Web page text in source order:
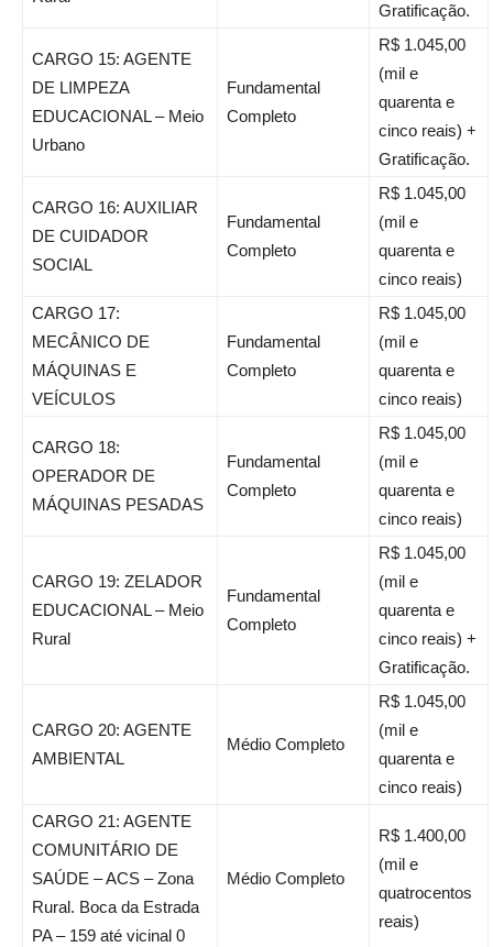
Gratificação.
CARGO 15: AGENTE
DE LIMPEZA
EDUCACIONAL – Meio
Urbano
Fundamental
Completo
R$ 1.045,00
(mil e
quarenta e
cinco reais) +
Gratificação.
CARGO 16: AUXILIAR
DE CUIDADOR
SOCIAL
Fundamental
Completo
R$ 1.045,00
(mil e
quarenta e
cinco reais)
CARGO 17:
MECÂNICO DE
MÁQUINAS E
VEÍCULOS
Fundamental
Completo
R$ 1.045,00
(mil e
quarenta e
cinco reais)
CARGO 18:
OPERADOR DE
MÁQUINAS PESADAS
Fundamental
Completo
R$ 1.045,00
(mil e
quarenta e
cinco reais)
CARGO 19: ZELADOR
EDUCACIONAL – Meio
Rural
Fundamental
Completo
R$ 1.045,00
(mil e
quarenta e
cinco reais) +
Gratificação.
CARGO 20: AGENTE
AMBIENTAL
Médio Completo
R$ 1.045,00
(mil e
quarenta e
cinco reais)
CARGO 21: AGENTE
COMUNITÁRIO DE
SAÚDE – ACS – Zona
Rural. Boca da Estrada
PA – 159 até vicinal 0
Médio Completo
R$ 1.400,00
(mil e
quatrocentos
reais)